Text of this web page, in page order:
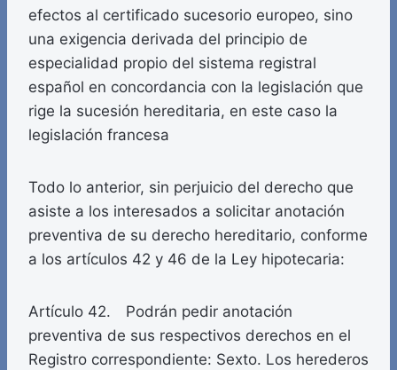
efectos al certificado sucesorio europeo, sino
una exigencia derivada del principio de
especialidad propio del sistema registral
español en concordancia con la legislación que
rige la sucesión hereditaria, en este caso la
legislación francesa
Todo lo anterior, sin perjuicio del derecho que
asiste a los interesados a solicitar anotación
preventiva de su derecho hereditario, conforme
a los artículos 42 y 46 de la Ley hipotecaria:
Artículo 42. Podrán pedir anotación
preventiva de sus respectivos derechos en el
Registro correspondiente: Sexto. Los herederos